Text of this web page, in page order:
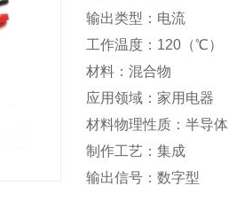
输出类型：电流
工作温度：120（℃）
材料：混合物
应用领域：家用电器
材料物理性质：半导体
制作工艺：集成
输出信号：数字型